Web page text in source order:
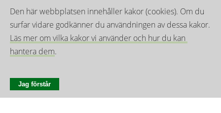
Den här webbplatsen innehåller kakor (cookies). Om du
Läs mer om vilka kakor vi använder och hur du kan
hantera dem.
Jag förstår